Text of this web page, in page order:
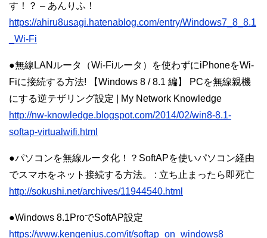
す！？ – あんりふ！
https://ahiru8usagi.hatenablog.com/entry/Windows7_8_8.1
_Wi-Fi
●無線LANルータ（Wi-Fiルータ）を使わずにiPhoneをWi-
Fiに接続する方法! 【Windows 8 / 8.1 編】 PCを無線親機
にする逆テザリング設定 | My Network Knowledge
http://nw-knowledge.blogspot.com/2014/02/win8-8.1-
softap-virtualwifi.html
●パソコンを無線ルータ化！？SoftAPを使いパソコン経由
でスマホをネット接続する方法。 : 立ち止まったら即死亡
http://sokushi.net/archives/11944540.html
●Windows 8.1ProでSoftAP設定
https://www.kengenius.com/it/softap_on_windows8